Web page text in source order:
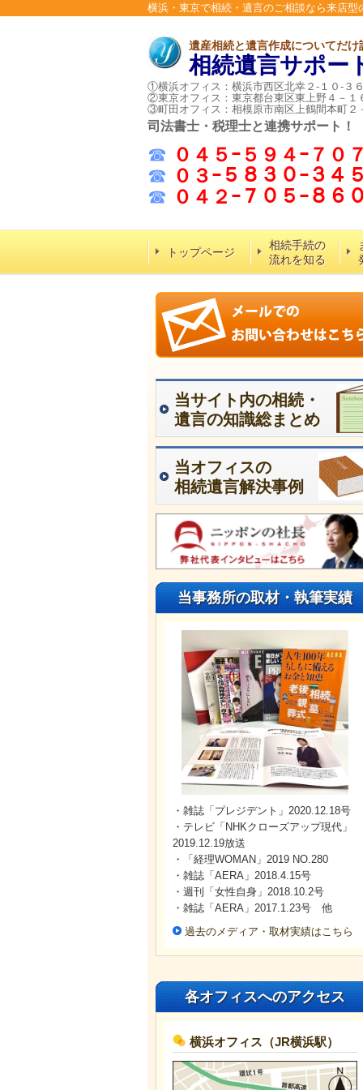
横浜・東京で相続・遺言のご相談なら来店
遺産相続と遺言作成についてだ
相続遺言サポー
①横浜オフィス：横浜市西区北幸２-１０-３
②東京オフィス：東京都台東区東上野４－１
③町田オフィス：相模原市南区上鶴間本町２
司法書士・税理士と連携サポート！
☎ ０４５ｰ５９４ｰ７０
☎ ０３ｰ５８３０ｰ３４
☎ ０４２ｰ７０５ｰ８
トップページ
相続手続の
流れを知る
当サイト内の相続・
遺言の知識総まとめ
当オフィスの
相続遺言解決事例
当事務所の取材・執筆実績
・雑誌「プレジデント」2020.12.18号
・テレビ「NHKクローズアップ現代」
2019.12.19放送
・「経理WOMAN」2019 NO.280
・雑誌「AERA」2018.4.15号
・週刊「女性自身」2018.10.2号
・雑誌「AERA」2017.1.23号 他
過去のメディア・取材実績はこちら
各オフィスへのアクセス
横浜オフィス（JR横浜駅）